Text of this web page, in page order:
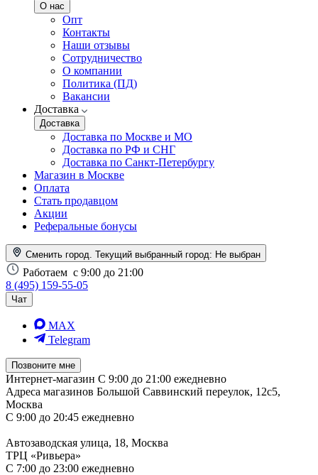
О нас
Опт
Контакты
Наши отзывы
Сотрудничество
О компании
Политика (ПД)
Вакансии
Доставка
Доставка
Доставка по Москве и МО
Доставка по РФ и СНГ
Доставка по Санкт-Петербургу
Магазин в Москве
Оплата
Стать продавцом
Акции
Реферальные бонусы
Сменить город. Текущий выбранный город: Не выбран
Работаем с 9:00 до 21:00
8 (495) 159-55-05
Чат
MAX
Telegram
Позвоните мне
Интернет-магазин С 9:00 до 21:00 ежедневно
Адреса магазинов Большой Саввинский переулок, 12с5,
Москва
С 9:00 до 20:45 ежедневно
Автозаводская улица, 18, Москва
ТРЦ «Ривьера»
С 7:00 до 23:00 ежедневно